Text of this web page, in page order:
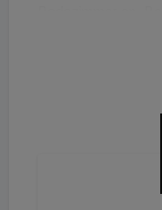
Knopfgriff mit
Gelenkbeschlag
Pendel-Funktion.